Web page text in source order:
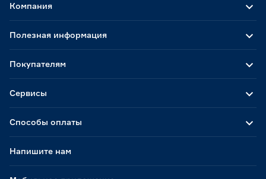
Способы оплаты
Компания
Полезная информация
Покупателям
Сервисы
Напишите нам